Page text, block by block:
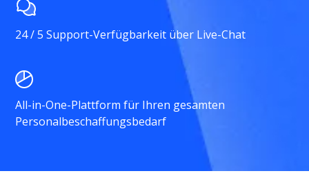
24 / 5 Support-Verfügbarkeit über Live-Chat
All-in-One-Plattform für Ihren gesamten
Personalbeschaffungsbedarf